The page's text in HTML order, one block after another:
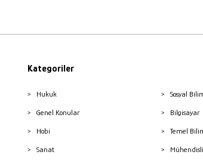
Kategoriler
Hukuk
Genel Konular
Hobi
Sanat
Sosyal
Bilgisayar
Temel